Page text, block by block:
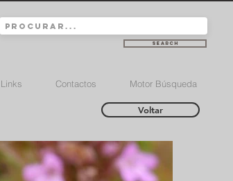
Search
Links Contactos Motor Búsqueda
Voltar